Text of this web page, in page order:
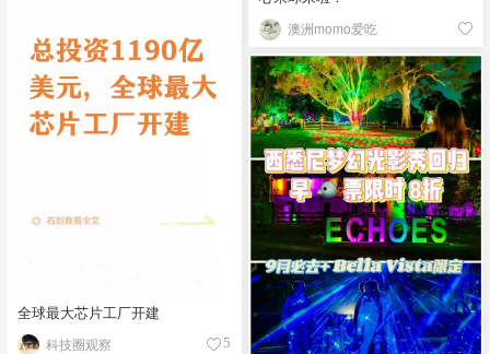
澳洲momo爱吃
全球最大芯片工厂开建
科技圈观察 5